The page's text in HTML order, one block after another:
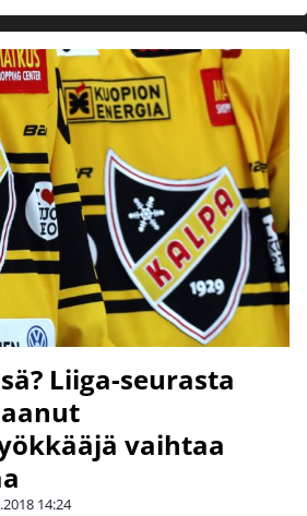
Liiga-seurasta
vaihtaa
14:24